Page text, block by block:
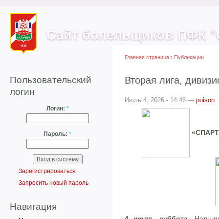
Сайт болельщиков ПФК
Пользовательский
логин
Логин: *
Пароль: *
Зарегистрироваться
Запросить новый пароль
Навигация
Главная страница › Публикации
Вторая лига,
Июль 4, 2026 - 14:46 — poison